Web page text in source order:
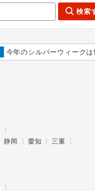
検索
今年のシルバーウィークは
静岡 愛知
三重